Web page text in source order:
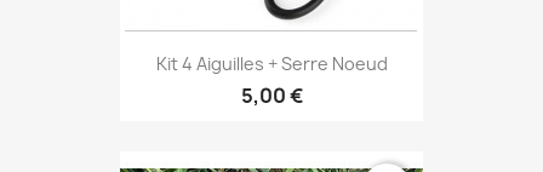
Kit 4 Aiguilles + Serre Noeud
5,00 €